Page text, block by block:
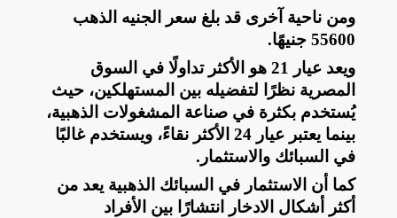
ومن ناحية آخرى قد بلغ سعر الجنيه الذهب
55600 جنيهًا
.
ويعد عيار 21 هو الأكثر تداولًا في السوق
المصرية نظرًا لتفضيله بين المستهلكين، حيث
يُستخدم بكثرة في صناعة المشغولات الذهبية،
بينما يعتبر عيار 24 الأكثر نقاءً، ويستخدم غالبًا
في السبائك والاستثمار .
كما أن الاستثمار في السبائك الذهبية يعد من
أكثر أشكال الادخار انتشارًا بين الأفراد